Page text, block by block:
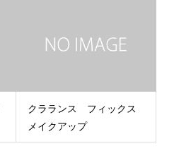
クラランス フィックス
メイクアップ